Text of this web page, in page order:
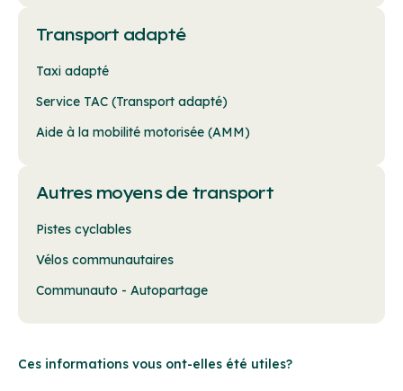
Transport adapté
Taxi adapté
Service TAC (Transport adapté)
Aide à la mobilité motorisée (AMM)
Autres moyens de transport
Pistes cyclables
Vélos communautaires
Communauto - Autopartage
Ces informations vous ont-elles été utiles?